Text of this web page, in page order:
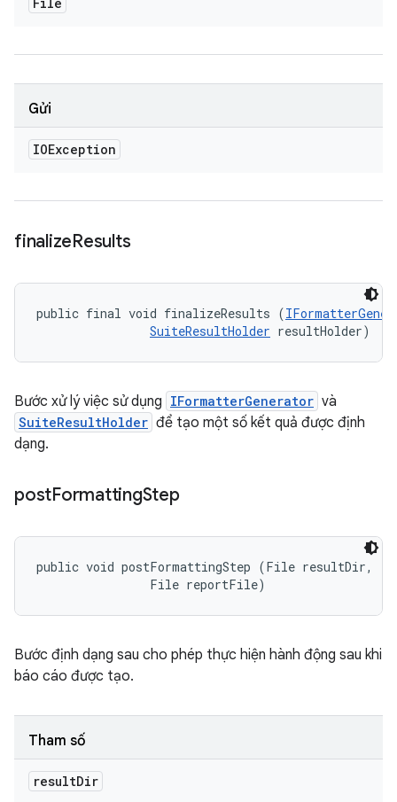
Gửi
IOException
finalizeResults
public final void finalizeResults (
SuiteResultHolder resultHolder)
Bước xử lý việc sử dụng IFormatterGenerator và
SuiteResultHolder để tạo một số kết quả được định
dạng.
postFormattingStep
public void postFormattingStep (File resultDir,
                File reportFile)
Bước định dạng sau cho phép thực hiện hành động sau khi
báo cáo được tạo.
Tham số
resultDir